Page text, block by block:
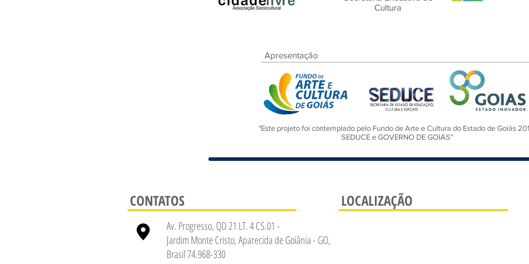
Cultura
Apresentação
"Este projeto foi contemplado pelo Fundo de Arte e Cultura do Estado de Goiás
SEDUCE e GOVERNO DE GOIÁS"
CONTATOS LOCALIZAÇÃO
Av. Progresso, QD 21 LT. 4 CS.01 -
Jardim Monte Cristo, Aparecida de Goiânia - GO,
Brasil 74.968-330